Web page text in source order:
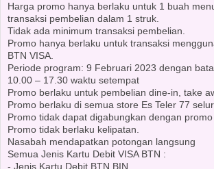
Harga promo hanya berlaku untuk 1 buah
transaksi pembelian dalam 1 struk.
Tidak ada minimum transaksi pembelian.
Promo hanya berlaku untuk transaksi
BTN VISA.
Periode program: 9 Februari 2023 dengan
10.00 – 17.30 waktu setempat
Promo berlaku untuk pembelian dine-in, take
Promo berlaku di semua store Es Teler 77
Promo tidak dapat digabungkan dengan promo
Promo tidak berlaku kelipatan.
Nasabah mendapatkan potongan langsung
Semua Jenis Kartu Debit VISA BTN :
- Jenis Kartu Debit BTN BIN